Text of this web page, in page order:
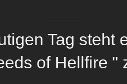
Tag steht
of Hellfire "